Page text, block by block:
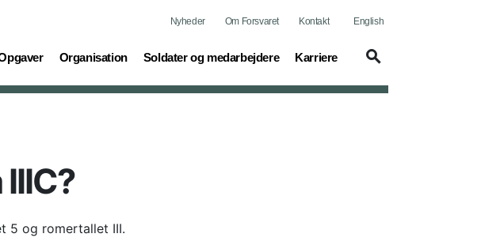
Nyheder Om Forsvaret Kontakt English
Organisation
(current) Soldater og medarbejdere
(current) Karriere
(current)
5 og romertallet III.